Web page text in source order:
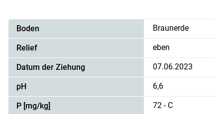
Boden Braunerde
Relief eben
Datum der Ziehung 07.06.2023
pH 6,6
P [mg/kg] 72 - C